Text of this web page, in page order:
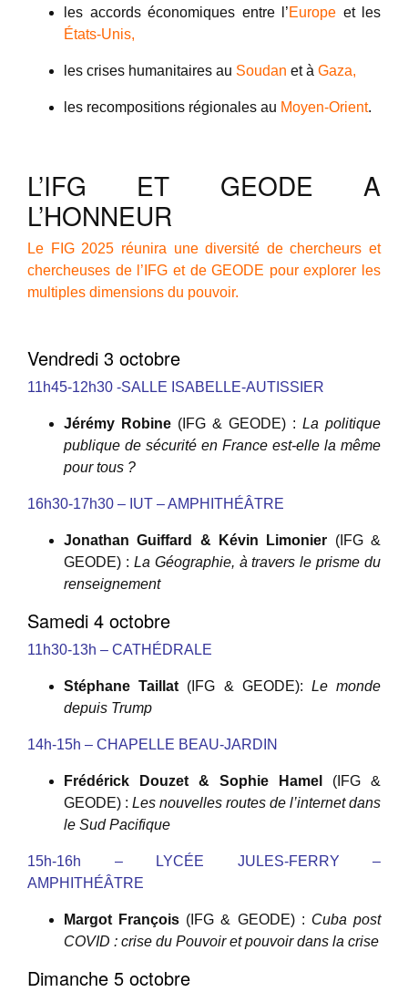
les accords économiques entre l’Europe et les
États-Unis,
les crises humanitaires au Soudan et à Gaza,
les recompositions régionales au Moyen-Orient.
L’IFG ET GEODE A
L’HONNEUR
Le FIG 2025 réunira une diversité de chercheurs et
chercheuses de l’IFG et de GEODE pour explorer les
multiples dimensions du pouvoir.
Vendredi 3 octobre
11h45-12h30 -SALLE ISABELLE-AUTISSIER
Jérémy Robine (IFG & GEODE) : La politique
publique de sécurité en France est-elle la même
pour tous ?
16h30-17h30 – IUT – AMPHITHÉÂTRE
Jonathan Guiffard & Kévin Limonier (IFG &
GEODE) : La Géographie, à travers le prisme du
renseignement
Samedi 4 octobre
11h30-13h – CATHÉDRALE
Stéphane Taillat (IFG & GEODE): Le monde
depuis Trump
14h-15h – CHAPELLE BEAU-JARDIN
Frédérick Douzet & Sophie Hamel
(IFG &
GEODE) : Les nouvelles routes de l’internet dans
le Sud Pacifique
15h-16h – LYCÉE JULES-FERRY –
AMPHITHÉÂTRE
Margot François (IFG & GEODE) : Cuba post
COVID : crise du Pouvoir et pouvoir dans la crise
Dimanche 5 octobre